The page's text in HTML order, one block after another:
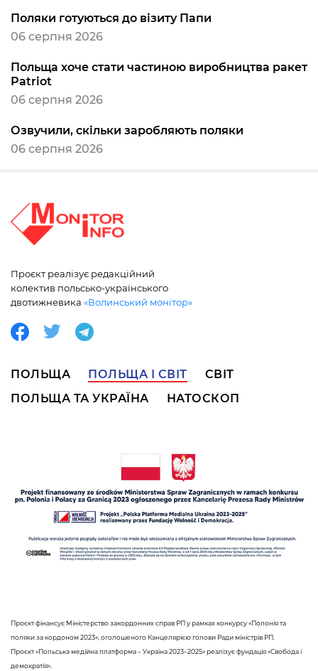
Поляки готуються до візиту Папи
06 серпня 2026
Польща хоче стати частиною виробництва ракет
Patriot
06 серпня 2026
Озвучили, скільки заробляють поляки
06 серпня 2026
Проєкт реалізує редакційний
колектив польсько-українського
двотижневика «Волинський монітор»
ПОЛЬЩА ПОЛЬЩА І СВІТ
СВІТ
ПОЛЬЩА ТА УКРАЇНА
НАТОСКОП
Проєкт фінансує Міністерство закордонних справ РП у рамках конкурсу «Полонія та
поляки за кордоном 2023», оголошеного Канцелярією голови Ради міністрів РП.
Проєкт «Польська медійна платформа – Україна 2023–2025» реалізує фундація «Свобода і
демократія».